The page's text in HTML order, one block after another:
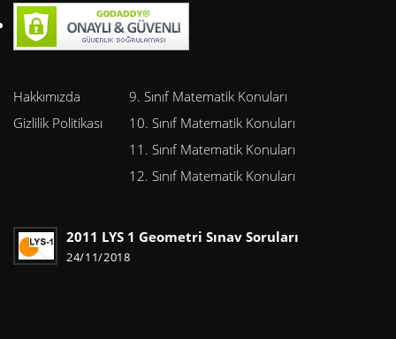
Hakkımızda
Gizlilik Politikası
9. Sınıf Matematik Konuları
10. Sınıf Matematik Konuları
11. Sınıf Matematik Konuları
12. Sınıf Matematik Konuları
2011 LYS 1 Geometri Sınav Soruları
24/11/2018